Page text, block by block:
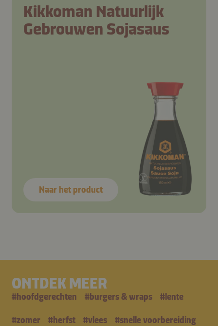
Kikkoman Natuurlijk
Gebrouwen Sojasaus
Naar het product
ONTDEK MEER
#hoofdgerechten #burgers & wraps #lente
#zomer #herfst #vlees #snelle voorbereiding